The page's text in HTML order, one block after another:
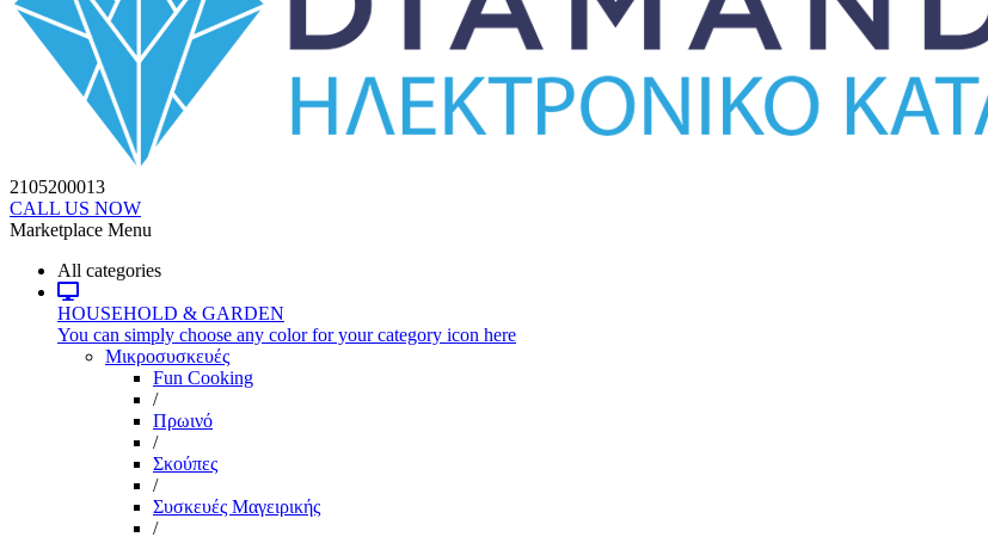
2105200013
CALL US NOW
Marketplace Menu
All categories
HOUSEHOLD & GARDEN
You can simply choose any color for your category icon here
Μικροσυσκευές
Fun Cooking
/
Πρωινό
/
Σκούπες
/
Συσκευές Μαγειρικής
/